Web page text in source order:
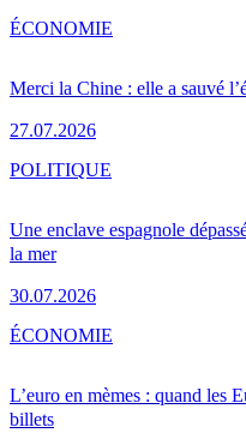
Merci la Chine : elle a sauvé
27.07.2026
ÉCONOMIE
Une enclave espagnole
la mer
30.07.2026
POLITIQUE
L’euro en mèmes : quand les
billets
ÉCONOMIE